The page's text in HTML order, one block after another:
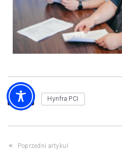
Tags Hynfra PCI
Poprzedni artykuł